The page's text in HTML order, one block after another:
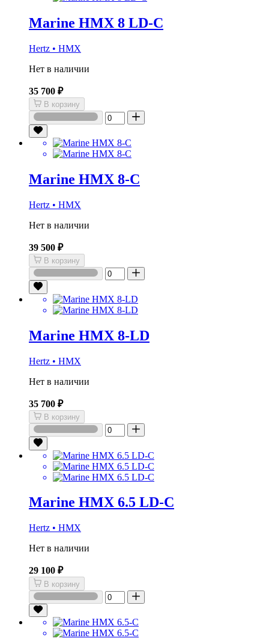
Marine HMX 8 LD-C
Hertz • HMX
Нет в наличии
35 700 ₽
В корзину
Marine HMX 8-C
Hertz • HMX
Нет в наличии
39 500 ₽
В корзину
Marine HMX 8-LD
Hertz • HMX
Нет в наличии
35 700 ₽
В корзину
Marine HMX 6.5 LD-C
Hertz • HMX
Нет в наличии
29 100 ₽
В корзину